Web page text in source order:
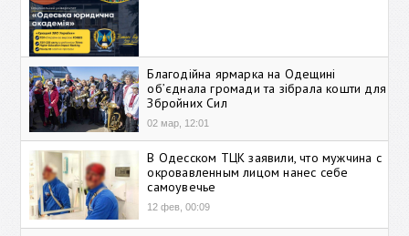
Благодійна ярмарка на Одещині
об’єднала громади та зібрала кошти для
Збройних Сил
02 мар, 12:01
В Одесском ТЦК заявили, что мужчина с
окровавленным лицом нанес себе
самоувечье
12 фев, 00:09